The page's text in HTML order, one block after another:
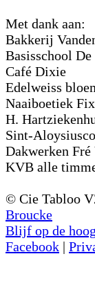
Met dank aan:
Bakkerij
Basisschool
Café Dixie
Edelweiss
Naaiboetiek
H.
Sint-
Dakwerken Fré
KVB alle
© Cie Tabloo
Broucke
Blijf op de
Facebook |